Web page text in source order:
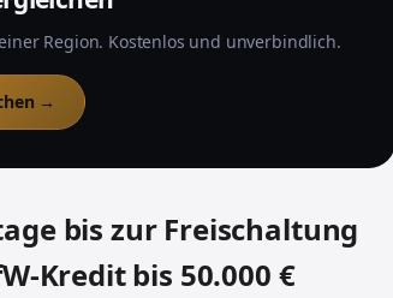
Region. Kostenlos und unverbindlich.
→
bis zur Freischaltung
Kredit bis 50.000 €